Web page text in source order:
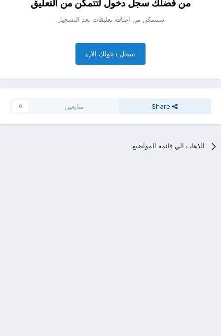
من فضلك سجل دخول لتتمكن من التعليق
ستتمكن من اضافه تعليقات بعد التسجيل
سجل دخولك الان
Share متابعين 0
الذهاب الي قائمه المواضيع